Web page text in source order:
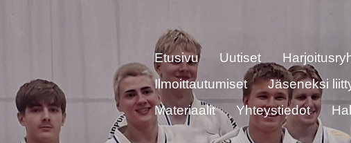
Etusivu Uutiset
Ilmoittautumiset
Jäseneksi
Materiaalit
Yhteystiedot